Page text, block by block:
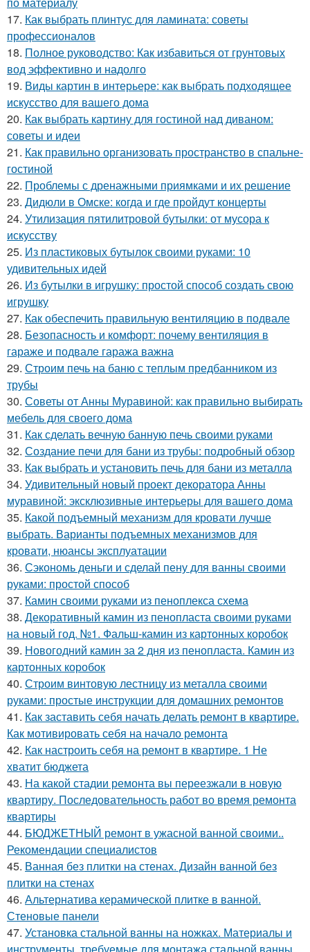
17. Как выбрать плинтус для ламината: советы
профессионалов
18. Полное руководство: Как избавиться от грунтовых
вод эффективно и надолго
19. Виды картин в интерьере: как выбрать подходящее
искусство для вашего дома
20. Как выбрать картину для гостиной над диваном:
советы и идеи
21. Как правильно организовать пространство в спальне-
гостиной
22. Проблемы с дренажными приямками и их решение
23. Дидюли в Омске: когда и где пройдут концерты
24. Утилизация пятилитровой бутылки: от мусора к
искусству
25. Из пластиковых бутылок своими руками: 10
удивительных идей
26. Из бутылки в игрушку: простой способ создать свою
игрушку
27. Как обеспечить правильную вентиляцию в подвале
28. Безопасность и комфорт: почему вентиляция в
гараже и подвале гаража важна
29. Строим печь на баню с теплым предбанником из
трубы
30. Советы от Анны Муравиной: как правильно выбирать
мебель для своего дома
31. Как сделать вечную банную печь своими руками
32. Создание печи для бани из трубы: подробный обзор
33. Как выбрать и установить печь для бани из металла
34. Удивительный новый проект декоратора Анны
муравиной: эксклюзивные интерьеры для вашего дома
35. Какой подъемный механизм для кровати лучше
выбрать. Варианты подъемных механизмов для
кровати, нюансы эксплуатации
36. Сэкономь деньги и сделай пену для ванны своими
руками: простой способ
37. Камин своими руками из пеноплекса схема
38. Декоративный камин из пенопласта своими руками
на новый год. №1. Фальш-камин из картонных коробок
39. Новогодний камин за 2 дня из пенопласта. Камин из
картонных коробок
40. Строим винтовую лестницу из металла своими
руками: простые инструкции для домашних ремонтов
41. Как заставить себя начать делать ремонт в квартире.
Как мотивировать себя на начало ремонта
42. Как настроить себя на ремонт в квартире. 1 Не
хватит бюджета
43. На какой стадии ремонта вы переезжали в новую
квартиру. Последовательность работ во время ремонта
квартиры
44. БЮДЖЕТНЫЙ ремонт в ужасной ванной своими..
Рекомендации специалистов
45. Ванная без плитки на стенах. Дизайн ванной без
плитки на стенах
46. Альтернатива керамической плитке в ванной.
Стеновые панели
47. Установка стальной ванны на ножках. Материалы и